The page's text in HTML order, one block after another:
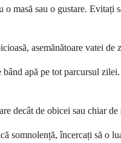
o masă sau o gustare. Evitați
asemănătoare vatei de
apă pe tot parcursul
decât de obicei sau chiar
somnolență, încercați să o